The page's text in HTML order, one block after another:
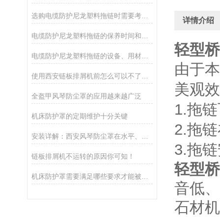
选购电缆防护尼龙塑料拖链时需要考虑哪些方面？
电缆防护尼龙塑料拖链的设备、用材及性能
全盔甲风琴防尘罩的应用越来越广泛
机床防护罩的定期维护十分关键
链板排屑机不运转的原因你可知！
详情介绍
轻型
由于
美观
1.拖
2.拖
3.拖
轻型
音低
石材